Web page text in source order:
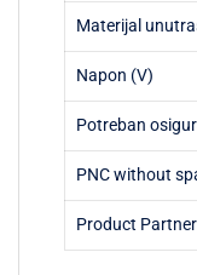
Materijal
Napon (V)
Potreban
PNC without
Product